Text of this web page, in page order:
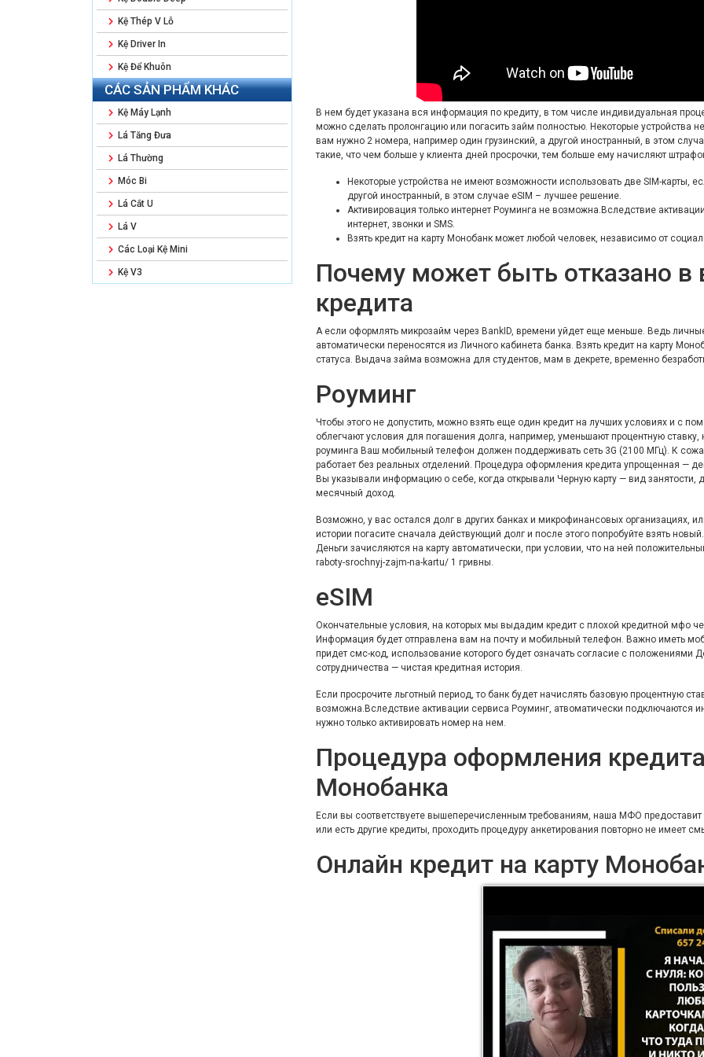
Kệ Thép V Lỗ
Kệ Driver In
Kệ Để Khuôn
CÁC SẢN PHẨM KHÁC
Kệ Máy Lạnh
Lá Tăng Đưa
Lá Thường
Móc Bi
Lá Cắt U
Lá V
Các Loại Kệ Mini
Kệ V3
В нем будет указана вся информация по кредиту, в том числе индивидуальная
можно сделать пролонгацию или погасить займ полностью. Некоторые устройства
вам нужно 2 номера, например один грузинский, а другой иностранный, в этом
такие, что чем больше у клиента дней просрочки, тем больше ему начисляют
Некоторые устройства не имеют возможности использовать две SIM-карты,
другой иностранный, в этом случае eSIM – лучшее решение.
Активировация только интернет Роуминга не возможна.Вследствие
интернет, звонки и SMS.
Взять кредит на карту Монобанк может любой человек, независимо от
Почему может быть отказано в
кредита
А если оформлять микрозайм через BankID, времени уйдет еще меньше. Ведь
автоматически переносятся из Личного кабинета банка. Взять кредит на карту
статуса. Выдача займа возможна для студентов, мам в декрете, временно
Роуминг
Чтобы этого не допустить, можно взять еще один кредит на лучших условиях и с
облегчают условия для погашения долга, например, уменьшают процентную
роуминга Ваш мобильный телефон должен поддерживать сеть 3G (2100 МГц). К
работает без реальных отделений. Процедура оформления кредита упрощенная —
Вы указывали информацию о себе, когда открывали Черную карту — вид занятости,
месячный доход.
Возможно, у вас остался долг в других банках и микрофинансовых организациях,
истории погасите сначала действующий долг и после этого попробуйте взять
Деньги зачисляются на карту автоматически, при условии, что на ней
raboty-srochnyj-zajm-na-kartu/ 1 гривны.
eSIM
Окончательные условия, на которых мы выдадим кредит с плохой кредитной мфо
Информация будет отправлена вам на почту и мобильный телефон. Важно иметь
придет смс-код, использование которого будет означать согласие с положениями
сотрудничества — чистая кредитная история.
Если просрочите льготный период, то банк будет начислять базовую процентную
возможна.Вследствие активации сервиса Роуминг, атвоматически подключаются
нужно только активировать номер на нем.
Процедура оформления
Монобанка
Если вы соответствуете вышеперечисленным требованиям, наша МФО предоставит
или есть другие кредиты, проходить процедуру анкетирования повторно не имеет
Онлайн кредит на карту